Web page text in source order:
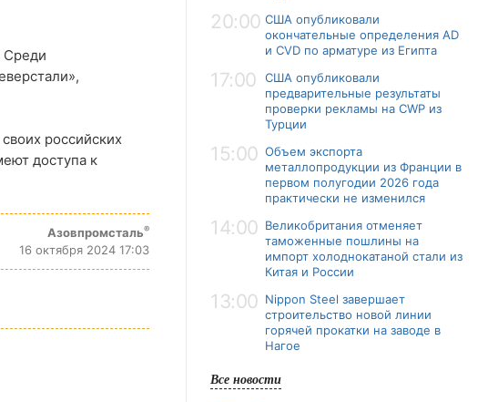
Среди
российских
доступа к
Азовпромсталь®
16 октября 2024 17:03
20:00 США опубликовали
окончательные определения AD
и CVD по арматуре из Египта
17:00
США опубликовали
предварительные результаты
проверки рекламы на CWP из
Турции
15:00 Объем экспорта
металлопродукции из Франции в
первом полугодии 2026 года
практически не изменился
14:00 Великобритания отменяет
таможенные пошлины на
импорт холоднокатаной стали из
Китая и России
13:00 Nippon Steel завершает
строительство новой линии
горячей прокатки на заводе в
Нагое
Все новости